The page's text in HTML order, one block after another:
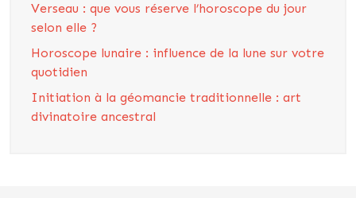
Verseau : que vous réserve l’horoscope du jour
selon elle ?
Horoscope lunaire : influence de la lune sur votre
quotidien
Initiation à la géomancie traditionnelle : art
divinatoire ancestral